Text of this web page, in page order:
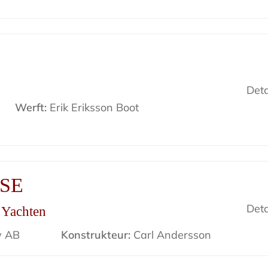
Werft:Erik Eriksson Boot
AB Konstrukteur:Carl Andersson